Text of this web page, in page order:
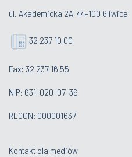
ul. Akademicka 2A, 44-100 Gliwice
32 237 10 00
Fax: 32 237 16 55
NIP: 631-020-07-36
REGON: 000001637
Kontakt dla mediów